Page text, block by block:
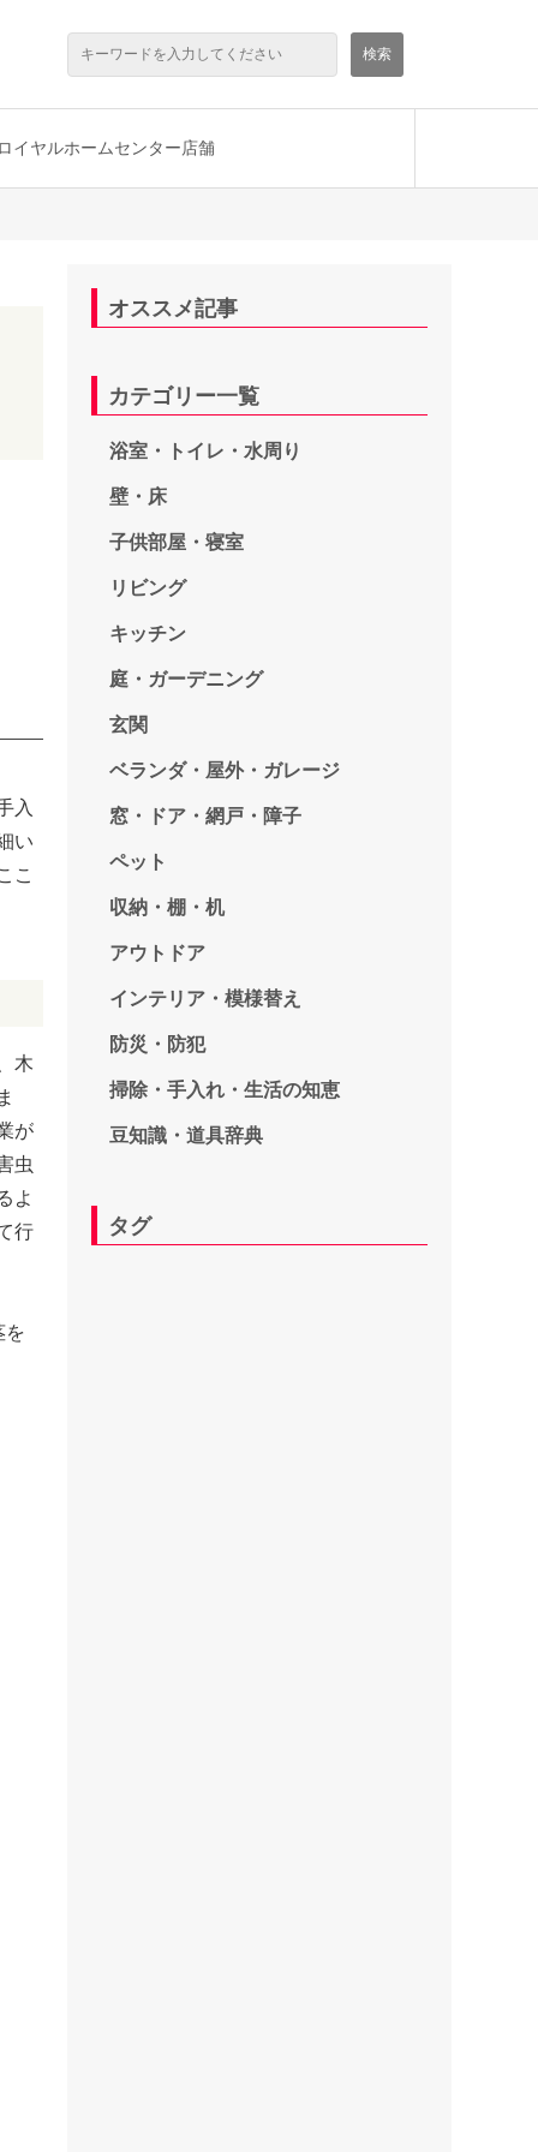
ロイヤルホームセンター店舗
入
い
こ
木
が
虫
よ
行
を
オススメ記事
カテゴリー一覧
浴室・トイレ・水周り
壁・床
子供部屋・寝室
リビング
キッチン
庭・ガーデニング
玄関
ベランダ・屋外・ガレージ
窓・ドア・網戸・障子
ペット
収納・棚・机
アウトドア
インテリア・模様替え
防災・防犯
掃除・手入れ・生活の知恵
豆知識・道具辞典
タグ